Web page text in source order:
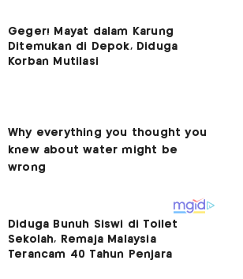
Geger! Mayat dalam Karung
Ditemukan di Depok, Diduga
Korban Mutilasi
Diduga Bunuh Siswi di Toilet
Sekolah, Remaja Malaysia
Terancam 40 Tahun Penjara